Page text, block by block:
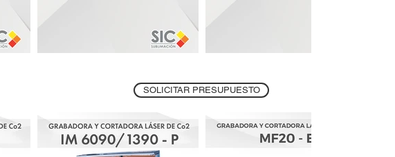
SOLICITAR PRESUPUESTO